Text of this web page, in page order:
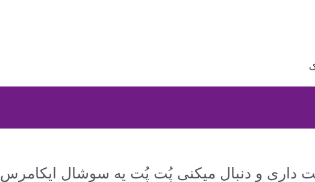
داری و دنبال میکنی پُت پُت یه سوشال ایکامرس